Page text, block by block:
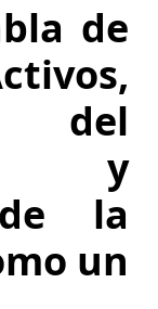
de
del
y
de la
un